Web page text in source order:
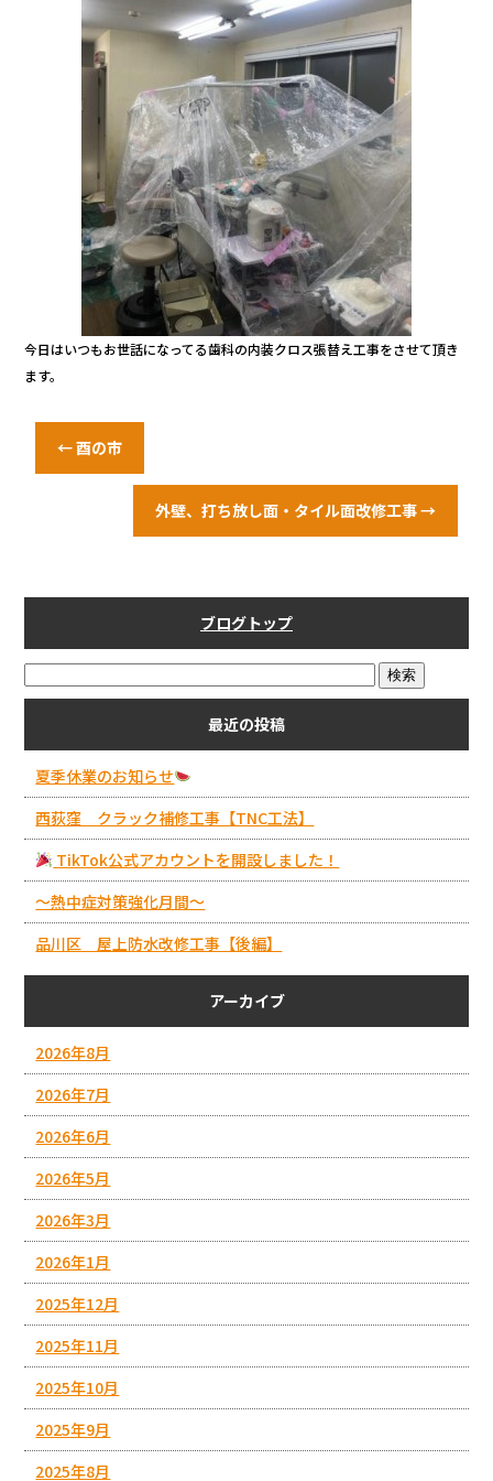
今日はいつもお世話になってる歯科の内装クロス張替え工事をさせて頂き
ます。
←酉の市
外壁、打ち放し面・タイル面改修工事→
ブログトップ
最近の投稿
夏季休業のお知らせ
西荻窪 クラック補修工事【TNC工法】
TikTok公式アカウントを開設しました！
～熱中症対策強化月間～
品川区 屋上防水改修工事【後編】
アーカイブ
2026年8月
2026年7月
2026年6月
2026年5月
2026年3月
2026年1月
2025年12月
2025年11月
2025年10月
2025年9月
2025年8月